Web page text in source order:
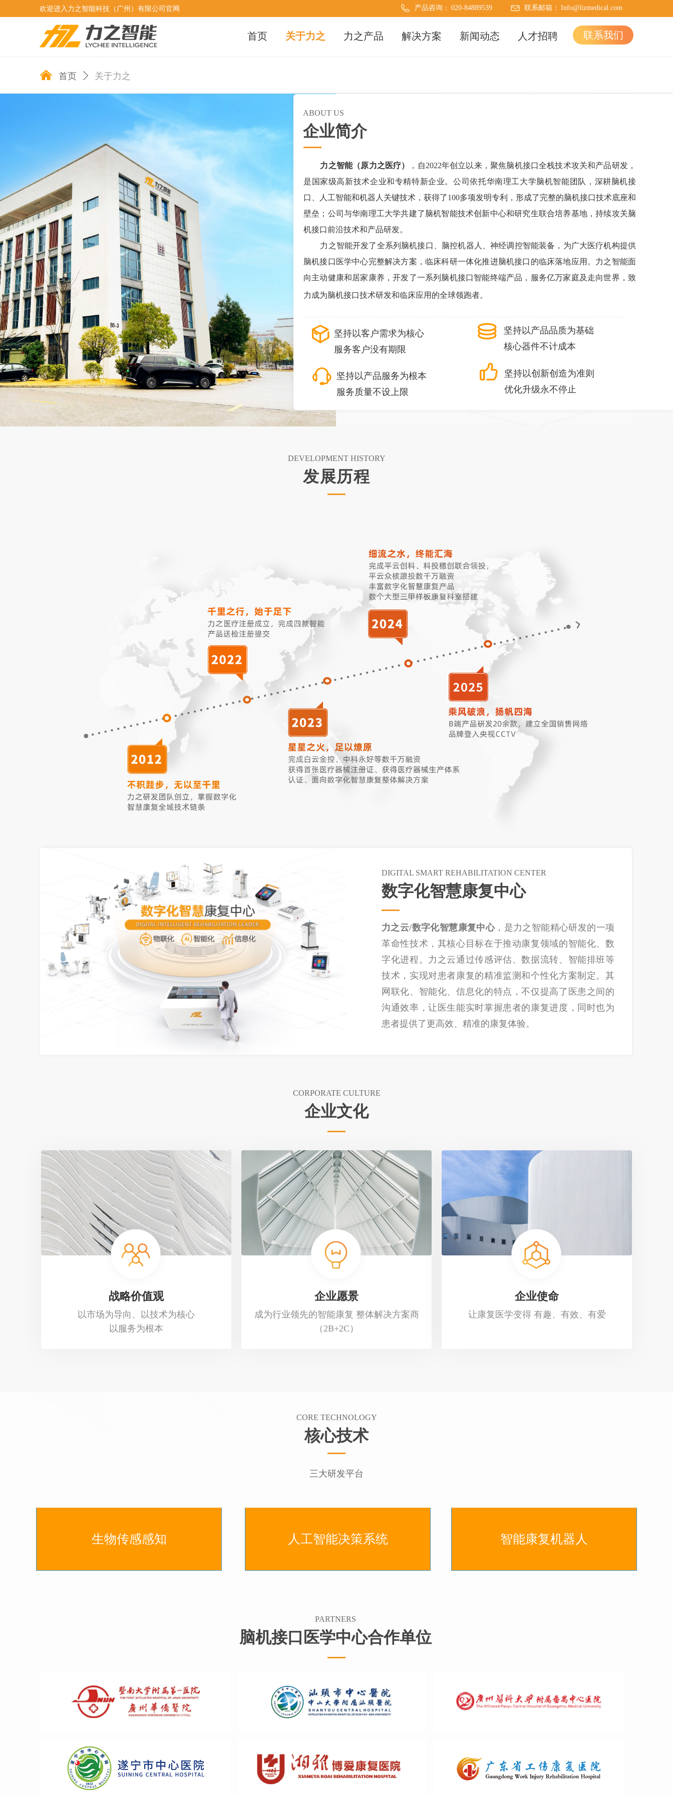
首页 关于力之 力之产品 解决方案 新闻动态 人才招聘 联系我们
欢迎进入力之智能科技（广州）有限公司官网 产品咨询： 020-84889539 联系邮箱： Info@lizmedical.com
낀 首页 ꄲ 关于力之
力之智能（原力之医疗）
，自2022年创立以来，聚焦脑机接口全栈技术攻关和产品研发，
是国家级高新技术企业和专精特新企业。公司依托华南理工大学脑机智能团队，深耕脑机接
口、人工智能和机器人关键技术，获得了100多项发明专利，形成了完整的脑机接口技术底座和
壁垒；公司与华南理工大学共建了脑机智能技术创新中心和研究生联合培养基地，持续攻关脑
机接口前沿技术和产品研发。
力之智能开发了全系列脑机接口、脑控机器人、神经调控智能装备，为广大医疗机构提供
脑机接口医学中心完整解决方案，临床科研一体化推进脑机接口的临床落地应用。力之智能面
向主动健康和居家康养，开发了一系列脑机接口智能终端产品，服务亿万家庭及走向世界，致
力成为脑机接口技术研发和临床应用的全球领跑者。
ABOUT US
企业简介
ꁦ 坚持以客户需求为核心
服务客户没有期限
ꁱ
坚持以产品服务为根本
服务质量不设上限
坚持以产品品质为基础
核心器件不计成本
ꀹ
坚持以创新创造为准则
优化升级永不停止
ꀧ
DEVELOPMENT HISTORY
发展历程
力之云/数字化智慧康复中心，是力之智能精心研发的一项
革命性技术，其核心目标在于推动康复领域的智能化、数
字化进程。力之云通过传感评估、数据流转、智能排班等
技术，实现对患者康复的精准监测和个性化方案制定。其
网联化、智能化、信息化的特点，不仅提高了医患之间的
沟通效率，让医生能实时掌握患者的康复进度，同时也为
患者提供了更高效、精准的康复体验。
DIGITAL SMART REHABILITATION CENTER
数字化智慧康复中心
战略价值观
以市场为导向、以技术为核心
以服务为根本
企业愿景
成为行业领先的智能康复 整体解决方案商
（2B+2C）
企业使命
让康复医学变得 有趣、有效、有爱
CORPORATE CULTURE
企业文化
三大研发平台
PARTNERS
脑机接口医学中心合作单位
CORE TECHNOLOGY
核心技术
人工智能决策系统
生物传感感知 智能康复机器人